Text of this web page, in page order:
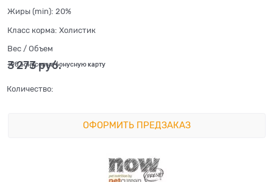
Жиры (min): 20%
Класс корма: Холистик
Вес / Объем
3 273 руб.
+98 бонусов на бонусную карту
Количество:
ОФОРМИТЬ ПРЕДЗАКАЗ